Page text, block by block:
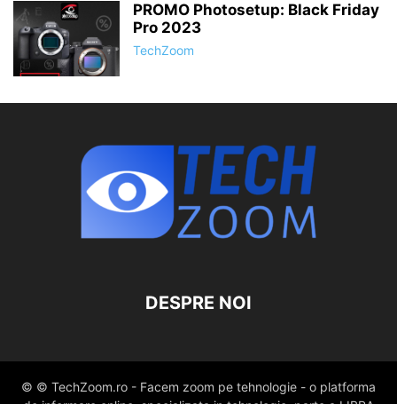
PROMO Photosetup: Black Friday
Pro 2023
TechZoom
DESPRE NOI
© © TechZoom.ro - Facem zoom pe tehnologie - o platforma